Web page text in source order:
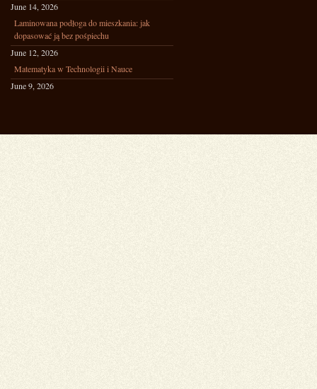
June 14, 2026
Laminowana podłoga do mieszkania: jak
dopasować ją bez pośpiechu
June 12, 2026
Matematyka w Technologii i Nauce
June 9, 2026